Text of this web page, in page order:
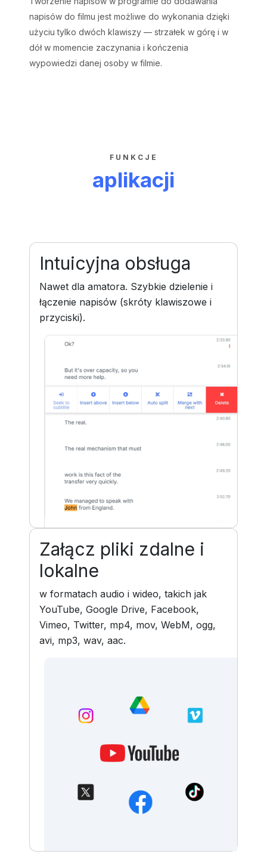
napisów do filmu jest możliwe do wykonania dzięki
użyciu tylko dwóch klawiszy — strzałek w górę i w
dół w momencie zaczynania i kończenia
wypowiedzi danej osoby w filmie.
FUNKCJE
aplikacji
Intuicyjna obsługa
Nawet dla amatora. Szybkie dzielenie i
łączenie napisów (skróty klawiszowe i
przyciski).
Załącz pliki zdalne i
lokalne
w formatach audio i wideo, takich jak
YouTube, Google Drive, Facebook,
Vimeo, Twitter, mp4, mov, WebM, ogg,
avi, mp3, wav, aac.